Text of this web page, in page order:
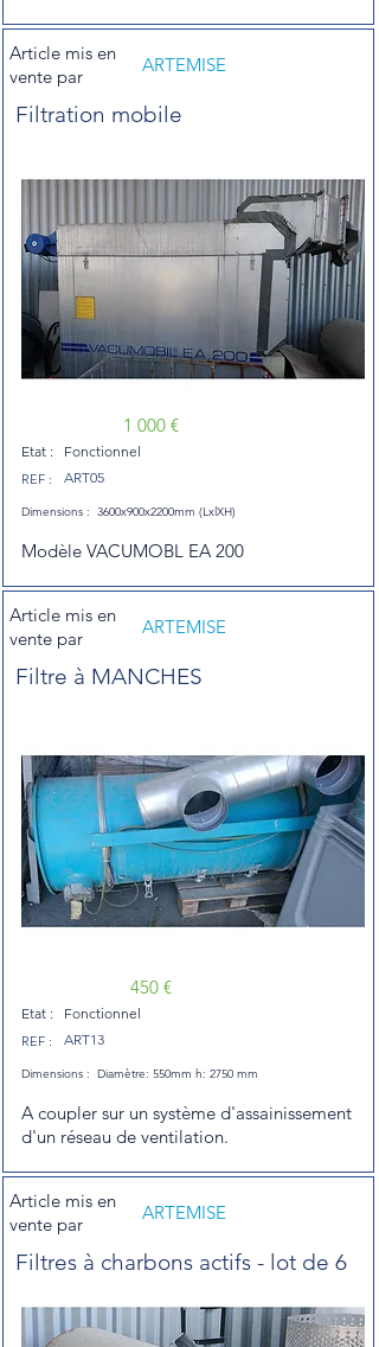
Article mis en
vente par
ARTEMISE
Filtration mobile
1 000 €
Etat : Fonctionnel
REF : ART05
Dimensions : 3600x900x2200mm (LxlXH)
Modèle VACUMOBL EA 200
Article mis en
vente par
ARTEMISE
Filtre à MANCHES
450 €
Etat : Fonctionnel
REF : ART13
Dimensions : Diamètre: 550mm h: 2750 mm
A coupler sur un système d'assainissement
d'un réseau de ventilation.
Article mis en
vente par
ARTEMISE
Filtres à charbons actifs - lot de 6